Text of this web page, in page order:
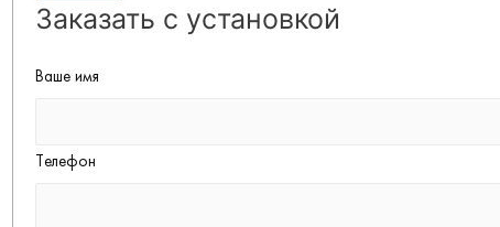
Заказать с установкой
Ваше имя
Телефон